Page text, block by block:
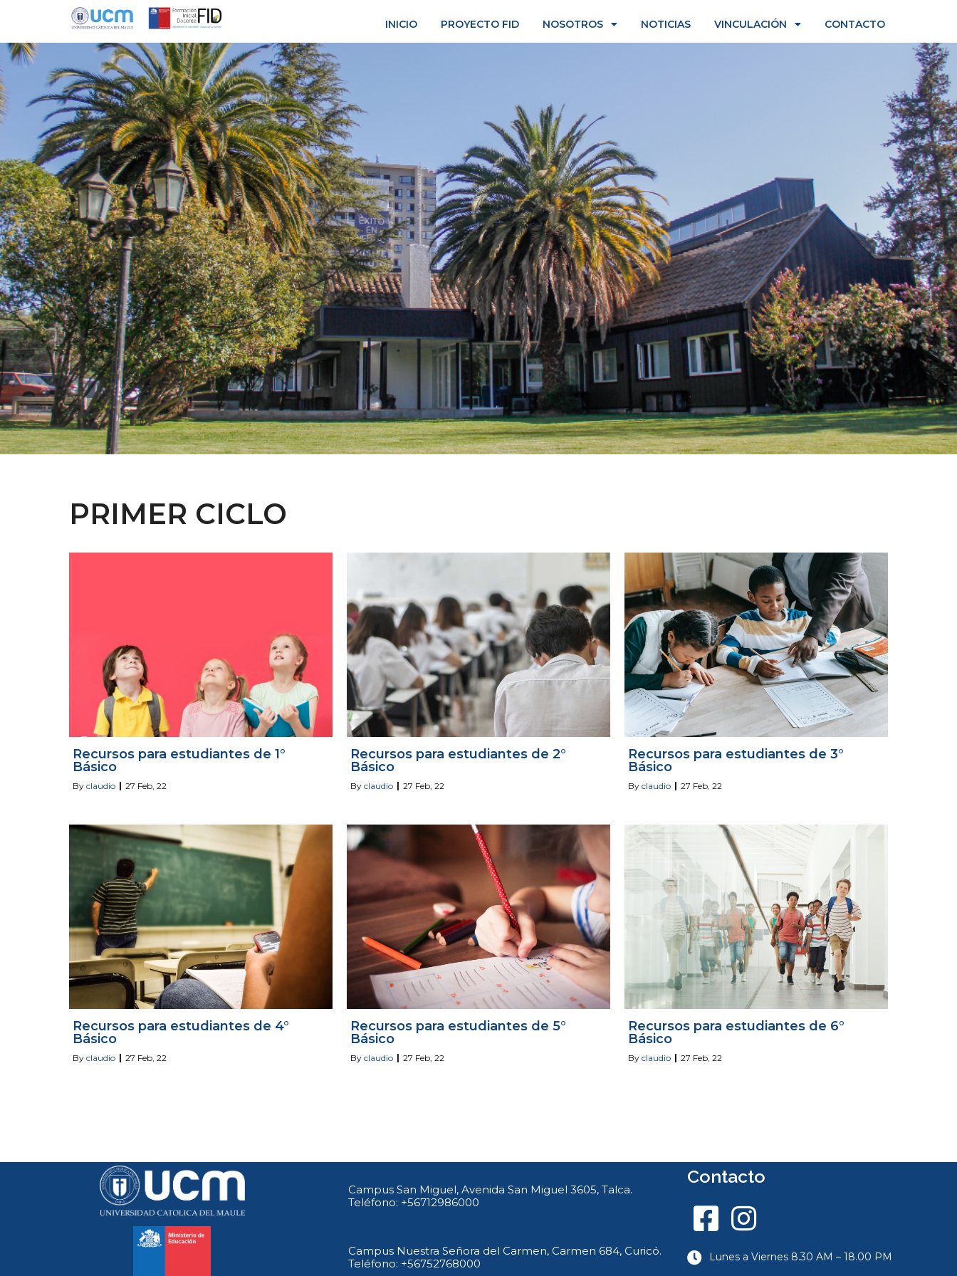
INICIO PROYECTO FID NOSOTROS NOTICIAS VINCULACIÓN CONTACTO
PRIMER CICLO
Recursos para estudiantes de 1°
Básico
By claudio 27 Feb, 22
Recursos para estudiantes de 2°
Básico
By claudio 27 Feb, 22
Recursos para estudiantes de 3°
Básico
By claudio 27 Feb, 22
Recursos para estudiantes de 4°
Básico
By claudio 27 Feb, 22
Recursos para estudiantes de 5°
Básico
By claudio 27 Feb, 22
Recursos para estudiantes de 6°
Básico
By claudio 27 Feb, 22
Campus San Miguel, Avenida San Miguel 3605, Talca.
Teléfono: +56712986000
Campus Nuestra Señora del Carmen, Carmen 684, Curicó.
Teléfono: +56752768000
Contacto
Lunes a Viernes 8.30 AM – 18.00 PM